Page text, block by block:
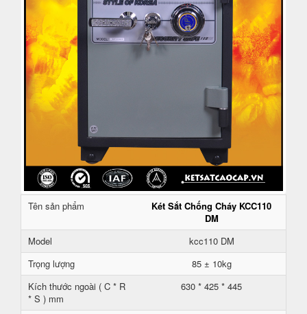
Tên sản phẩm
Két Sắt Chống Cháy KCC110
DM
Model
kcc110 DM
Trọng lượng
85 ± 10kg
Kích thước ngoài ( C * R
* S ) mm
630 * 425 * 445